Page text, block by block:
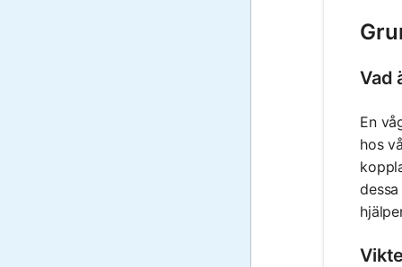
Vad
En
hos